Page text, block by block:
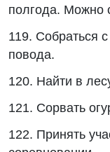
полгода. Можно
119. Собраться
повода.
120. Найти в
121. Сорвать
122. Принять